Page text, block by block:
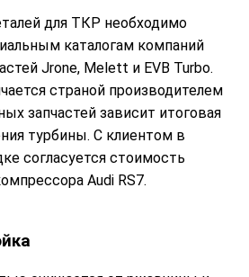
для ТКР необходимо
каталогам компаний
Jrone, Melett и EVB Turbo.
страной производителем
запчастей зависит итоговая
турбины. С клиентом в
согласуется стоимость
Audi RS7.